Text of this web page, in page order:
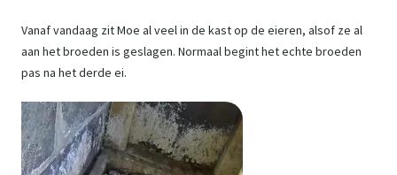
Vanaf vandaag zit Moe al veel in de kast op de eieren, alsof ze al
aan het broeden is geslagen. Normaal begint het echte broeden
pas na het derde ei.